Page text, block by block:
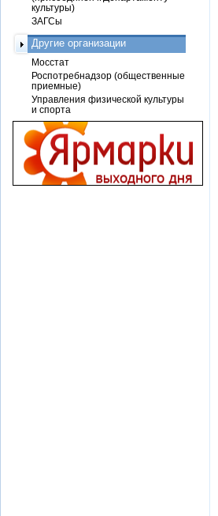
культуры)
ЗАГСы
Другие организации
Мосстат
Роспотребнадзор (общественные
приемные)
Управления физической культуры
и спорта